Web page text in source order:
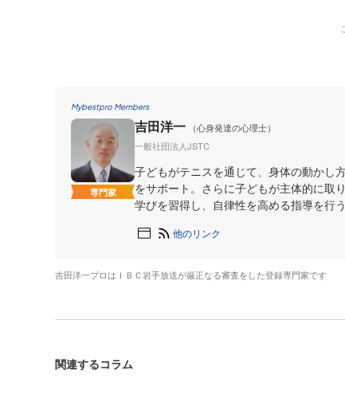
Mybestpro Members
専門家
吉田洋一
（心身発達の心理士）
一般社団法人JSTC
子どもがテニスを通じて、身体の動かし
をサポート。さらに子どもが主体的に取
学びを習得し、自律性を高める指導を行う
他のリンク
吉田洋一プロはＩＢＣ岩手放送が厳正なる審査をした登録専門家です
関連するコラム